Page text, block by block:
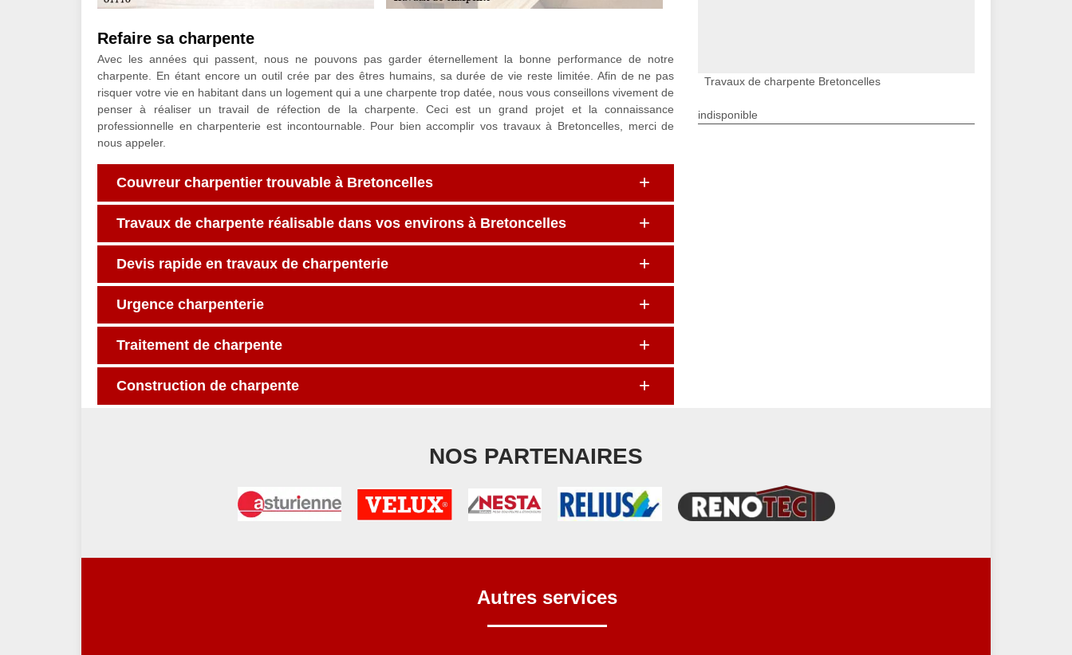
Refaire sa charpente
Avec les années qui passent, nous ne pouvons pas garder éternellement la bonne performance de notre
charpente. En étant encore un outil crée par des êtres humains, sa durée de vie reste limitée. Afin de ne pas
risquer votre vie en habitant dans un logement qui a une charpente trop datée, nous vous conseillons vivement de
penser à réaliser un travail de réfection de la charpente. Ceci est un grand projet et la connaissance
professionnelle en charpenterie est incontournable. Pour bien accomplir vos travaux à Bretoncelles, merci de
nous appeler.
Couvreur charpentier trouvable à Bretoncelles
Travaux de charpente réalisable dans vos environs à Bretoncelles
Devis rapide en travaux de charpenterie
Urgence charpenterie
Traitement de charpente
Construction de charpente
Travaux de charpente Bretoncelles
indisponible
NOS PARTENAIRES
Autres services